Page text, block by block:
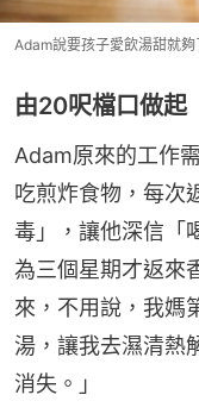
Adam說要孩子愛飲湯甜就夠
由20呎檔口做起
Adam原來的工作
吃煎炸食物，每次
毒」，讓他深信「
為三個星期才返來
來，不用說，我媽
湯，讓我去濕清熱
消失。」